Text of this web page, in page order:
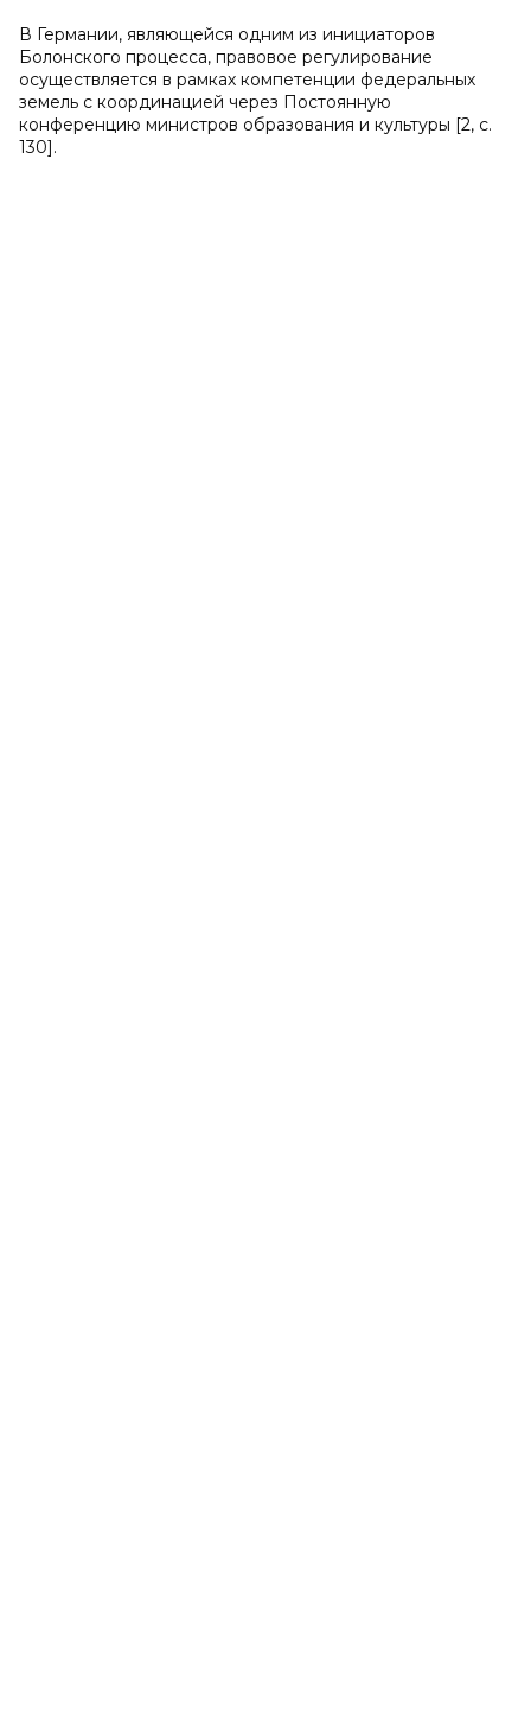
В Германии, являющейся одним из инициаторов
Болонского процесса, правовое регулирование
осуществляется в рамках компетенции федеральных
земель с координацией через Постоянную
конференцию министров образования и культуры [2, с.
130].